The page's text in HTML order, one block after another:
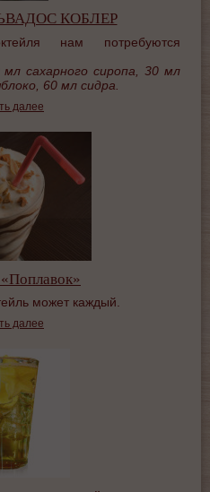
КОБЛЕР
нам потребуются
сахарного сиропа, 30 мл
60 мл сидра.
далее
может каждый.
далее